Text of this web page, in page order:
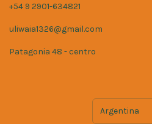
+54 9 2901-634821
uliwaia1326@gmail.com
Patagonia 48 - centro